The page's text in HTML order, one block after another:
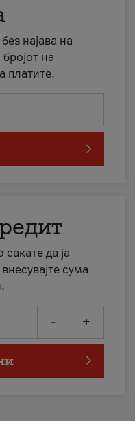
најава на
на
платите.
сакате да ја
сума
- +